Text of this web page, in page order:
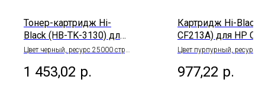
Тонер-картридж Hi-
Black (HB-TK-3130) для
Kyocera FS-
Цвет черный, ресурс 25000 стр,
1 453,02 р.
Картридж Hi-Black
CF213A) для HP
200 M251/
Пурпурный 1,8К
Цвет пурпурный, ресурс
977,22 р.